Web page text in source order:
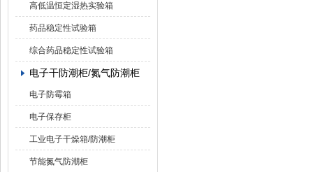
高低温恒定湿热实验箱
药品稳定性试验箱
综合药品稳定性试验箱
电子干防潮柜/氮气防潮柜
电子防霉箱
电子保存柜
工业电子干燥箱/防潮柜
节能氮气防潮柜